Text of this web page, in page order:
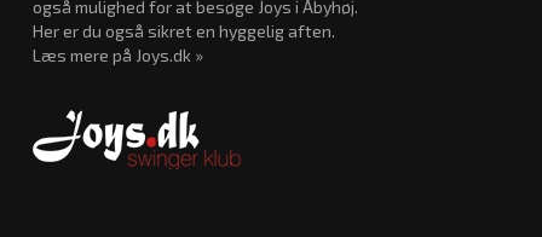
også mulighed for at besøge Joys i Åbyhøj.
Her er du også sikret en hyggelig aften.
Læs mere på Joys.dk »